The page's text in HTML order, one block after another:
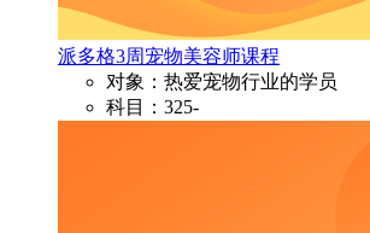
派多格3周宠物美容师课程
对象：热爱宠物行业的学员
科目：325-